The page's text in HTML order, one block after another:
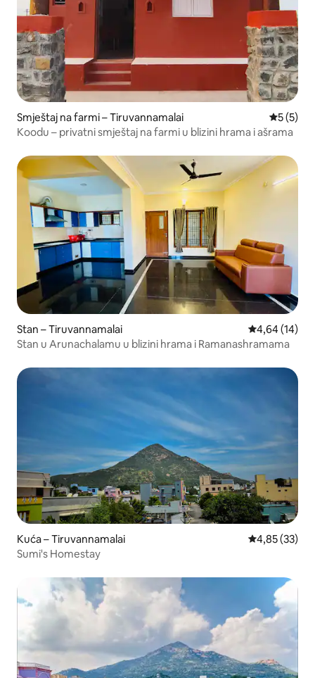
Smještaj na farmi – Tiruvannamalai
5 (5)
Koodu – privatni smještaj na farmi u blizini hrama i ašrama
Stan – Tiruvannamalai Prosječna
4,64 (14)
Stan u Arunachalamu u blizini hrama i Ramanashramama
Kuća – Tiruvannamalai Prosječna
4,85 (33)
Sumi's Homestay